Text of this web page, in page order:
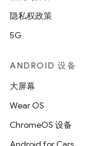
隐私权政策
5G
ANDROID 设备
大屏幕
Wear OS
ChromeOS 设备